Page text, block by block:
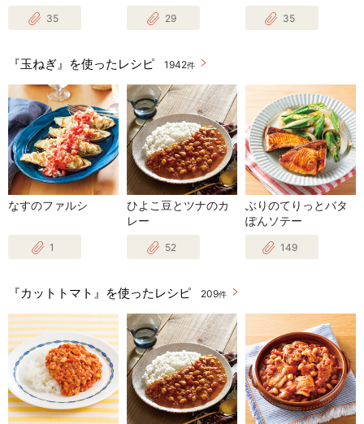
35 29 35
『玉ねぎ』を使ったレシピ 1942件
なすのファルシ
1
ひよこ豆とツナのカ
レー
52
ぶりのてりっとバタ
ぽんソテー
149
『カットトマト』を使ったレシピ 209件